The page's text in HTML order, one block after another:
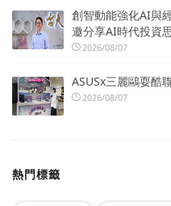
創智動能強化AI與
邀分享AI時代投資
2026/08/07
ASUSx三麗鷗耍酷
2026/08/07
熱門標籤